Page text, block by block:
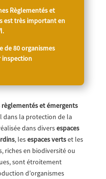
Règlementés et
est très important en
de 80 organismes
inspection
et émergents
dans la protection de la
dans diversespaces
, lesespaces vertset les
riches en biodiversité ou
sont étroitement
d’organismes